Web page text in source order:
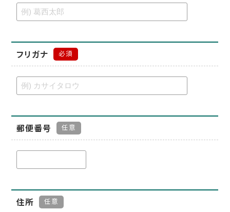
フリガナ 必須
郵便番号 任意
住所 任意